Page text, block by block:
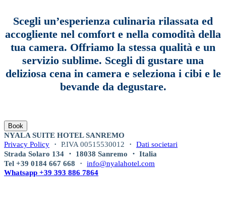
Scegli un’esperienza culinaria rilassata ed
accogliente nel comfort e nella comodità della
tua camera. Offriamo la stessa qualità e un
servizio sublime. Scegli di gustare una
deliziosa cena in camera e seleziona i cibi e le
bevande da degustare.
Book
NYALA SUITE HOTEL SANREMO
Privacy Policy ・ P.IVA 00515530012 ・ Dati societari
Strada Solaro 134 ・ 18038 Sanremo ・ Italia
Tel +39 0184 667 668 ・ info@nyalahotel.com
Whatsapp +39 393 886 7864